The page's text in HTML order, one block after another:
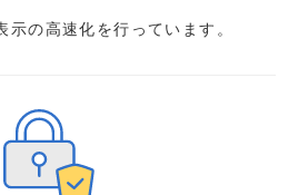
の高速化を行っています。